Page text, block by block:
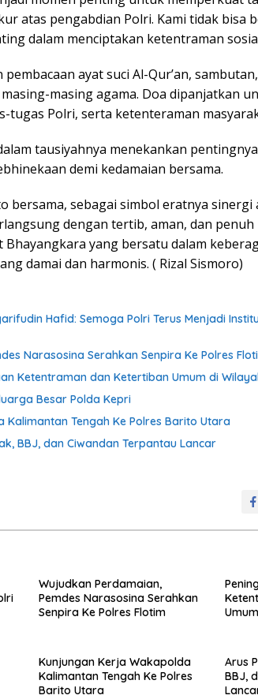
atas pengabdian Polri. Kami tidak bisa
dalam menciptakan ketentraman
ayat suci Al-Qur’an,
masing agama. Doa dipanjatkan
tugas Polri, serta ketenteraman
tausiyahnya menekankan
demi kedamaian bersama.
bersama, sebagai simbol eratnya sinergi
dengan tertib, aman, dan
Bhayangkara yang bersatu dalam
damai dan harmonis. ( Rizal Sismoro)
Hafid: Semoga Polri Terus Menjadi
Narasosina Serahkan Senpira Ke Polres
Ketentraman dan Ketertiban Umum di
Besar Polda Kepri
Kalimantan Tengah Ke Polres Barito Utara
BBJ, dan Ciwandan Terpantau Lancar
Wujudkan Perdamaian,
Pemdes Narasosina Serahkan
Senpira Ke Polres Flotim
Kunjungan Kerja Wakapolda
Kalimantan Tengah Ke Polres
Barito Utara
Arus
BBJ,